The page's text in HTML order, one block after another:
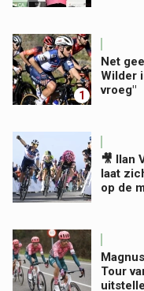
1
Net
Wilder
vroeg"
🎥 Ilan
laat
op de
Tour